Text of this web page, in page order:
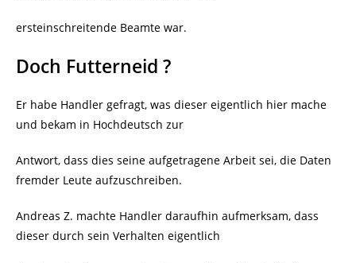
ersteinschreitende Beamte war.
Doch Futterneid ?
Er habe Handler gefragt, was dieser eigentlich hier mache
und bekam in Hochdeutsch zur
Antwort, dass dies seine aufgetragene Arbeit sei, die Daten
fremder Leute aufzuschreiben.
Andreas Z. machte Handler daraufhin aufmerksam, dass
dieser durch sein Verhalten eigentlich